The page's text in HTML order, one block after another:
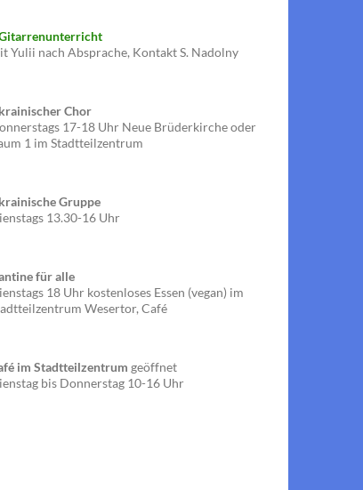
Yulii nach Absprache, Kontakt S. Nadolny
Chor
17-18 Uhr Neue Brüderkirche oder
1 im Stadtteilzentrum
Gruppe
13.30-16 Uhr
für alle
18 Uhr kostenloses Essen (vegan) im
Wesertor, Café
im Stadtteilzentrum geöffnet
bis Donnerstag 10-16 Uhr